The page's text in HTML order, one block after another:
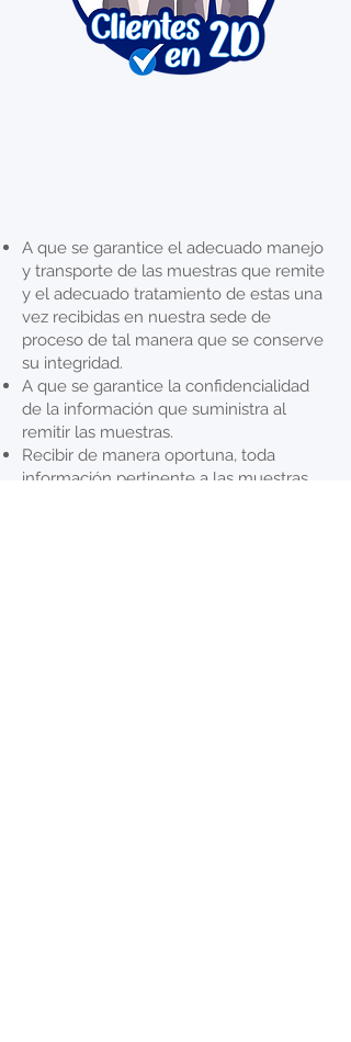
A que se garantice el adecuado manejo
y transporte de las muestras que remite
y el adecuado tratamiento de estas una
vez recibidas en nuestra sede de
proceso de tal manera que se conserve
su integridad.
A que se garantice la confidencialidad
de la información que suministra al
remitir las muestras.
Recibir de manera oportuna, toda
información pertinente a las muestras